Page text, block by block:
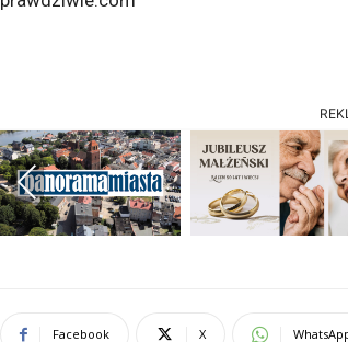
Previous
Facebook X